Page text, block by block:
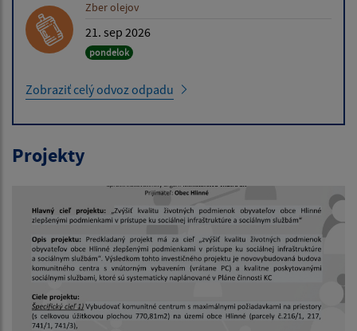
Zber olejov
21. sep 2026
pondelok
Zobraziť celý odvoz odpadu
Projekty